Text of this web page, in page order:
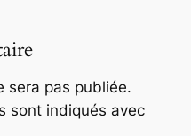
sera pas publiée.
sont indiqués avec